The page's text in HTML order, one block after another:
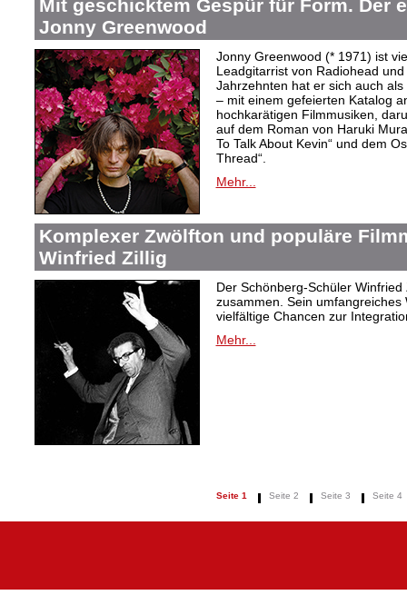
Mit geschicktem Gespür für Form. Der
Jonny Greenwood
Jonny Greenwood (* 1971) ist
Leadgitarrist von Radiohead
Jahrzehnten hat er sich auch
– mit einem gefeierten Katalog
hochkarätigen Filmmusiken,
auf dem Roman von Haruki
To Talk About Kevin“ und dem
Thread“.
Mehr...
Komplexer Zwölfton und populäre
Winfried Zillig
Der Schönberg-Schüler
zusammen. Sein
vielfältige Chancen zur
Mehr...
Seite 1 Seite 2 Seite 3 Seite 4